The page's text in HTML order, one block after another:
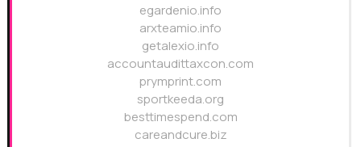
egardenio.info
arxteamio.info
getalexio.info
accountaudittaxcon.com
prymprint.com
sportkeeda.org
besttimespend.com
careandcure.biz